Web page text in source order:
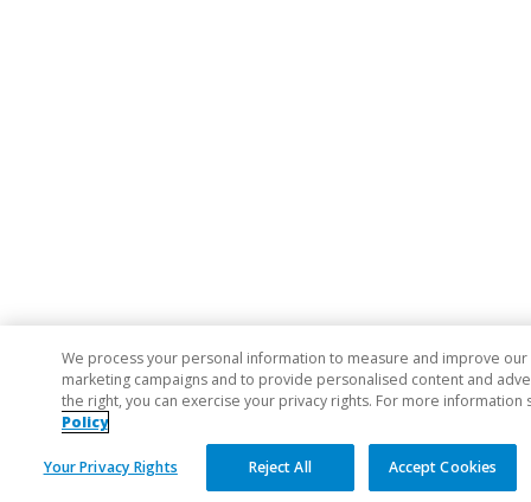
We process your personal information to measure and improve our
marketing campaigns and to provide personalised content and
the right, you can exercise your privacy rights. For more information
Policy
Your Privacy Rights Reject All Accept Cookies